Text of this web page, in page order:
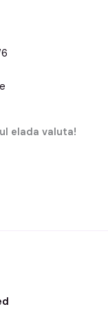
elada valuta!